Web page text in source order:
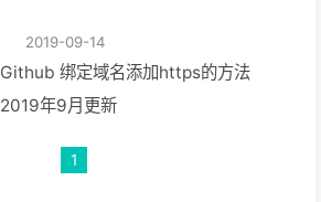
2019-09-14
Github 绑定域名添加https的方法
2019年9月更新
1